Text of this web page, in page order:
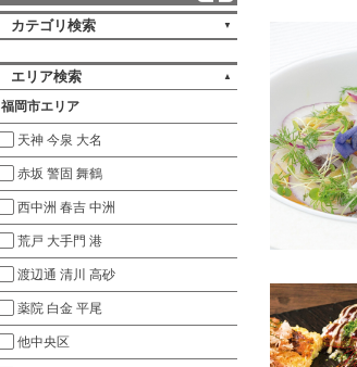
カテゴリ検索
エリア検索
福岡市エリア
天神 今泉 大名
赤坂 警固 舞鶴
西中洲 春吉 中洲
荒戸 大手門 港
渡辺通 清川 高砂
薬院 白金 平尾
他中央区